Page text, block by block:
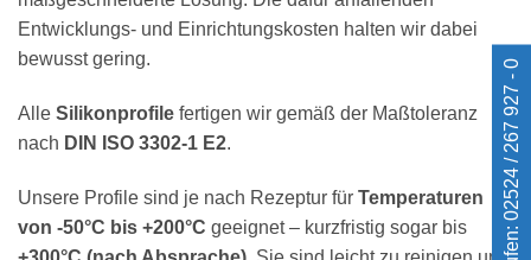
Entwicklungs- und Einrichtungskosten halten wir dabei
bewusst gering.
Alle Silikonprofile fertigen wir gemäß der Maßtoleranz
nach DIN ISO 3302-1 E2.
Unsere Profile sind je nach Rezeptur für Temperaturen
von -50°C bis +200°C geeignet – kurzfristig sogar bis
Jetzt anrufen: 02524 / 267 927 - 0